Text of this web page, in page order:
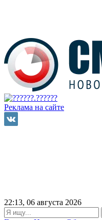
Реклама на сайте
22:13, 06 августа 2026